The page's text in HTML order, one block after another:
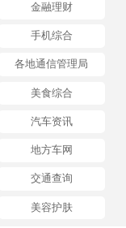
金融理财
手机综合
各地通信管理局
美食综合
汽车资讯
地方车网
交通查询
美容护肤